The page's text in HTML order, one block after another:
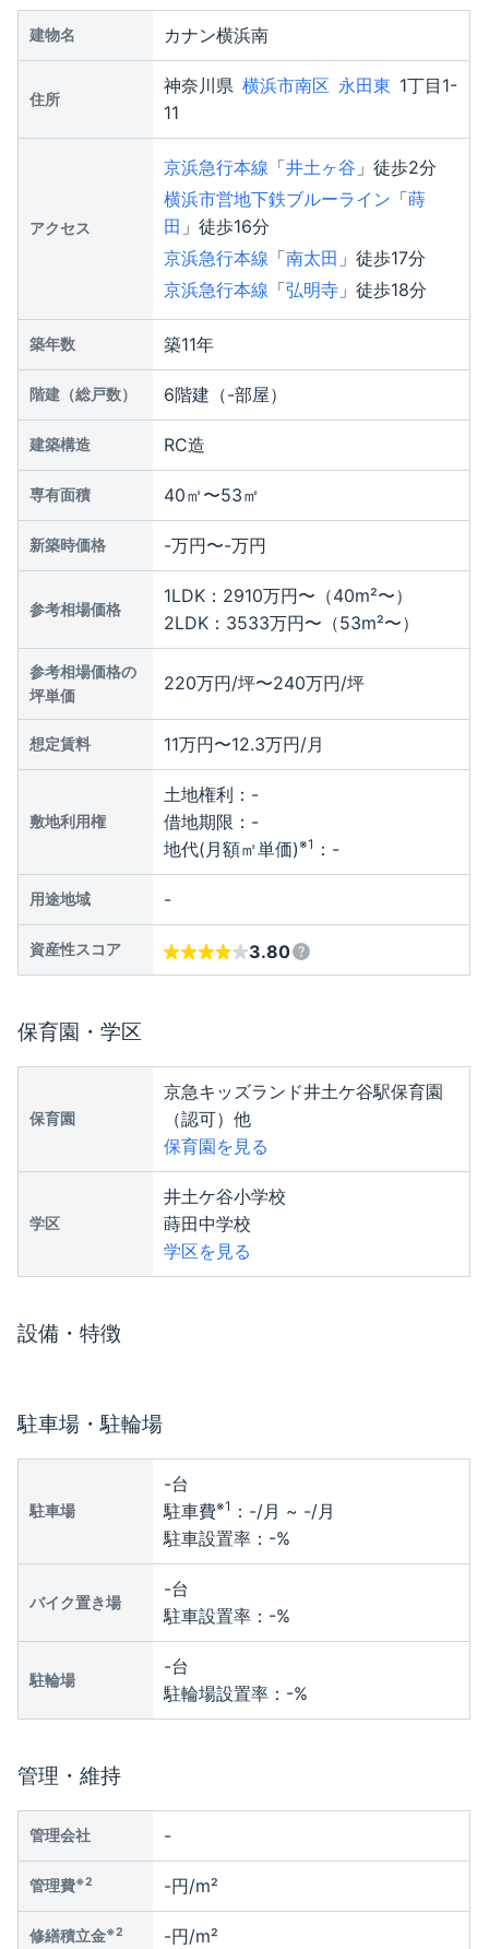
建物名 カナン横浜南
住所
神奈川県 横浜市南区 永田東 1丁目1-
11
アクセス
京浜急行本線 「井土ヶ谷 」徒歩2分
横浜市営地下鉄ブルーライン 「蒔
田 」徒歩16分
京浜急行本線 「南太田 」徒歩17分
京浜急行本線 「弘明寺 」徒歩18分
築年数 築11年
階建（総戸数） 6階建（-部屋）
建築構造 RC造
専有面積 40㎡〜53㎡
新築時価格 -万円〜-万円
参考相場価格
1LDK：2910万円〜（40m²〜）
2LDK：3533万円〜（53m²〜）
参考相場価格の
坪単価
220万円/坪〜240万円/坪
想定賃料 11万円〜12.3万円/月
敷地利用権
土地権利： -
借地期限： -
地代(月額㎡単価)※1 ： -
用途地域 -
資産性スコア 3.80
保育園・学区
保育園
京急キッズランド井土ケ谷駅保育園
（認可）他
保育園を見る
学区
井土ケ谷小学校
蒔田中学校
学区を見る
設備・特徴
駐車場・駐輪場
駐車場
-台
駐車費※1 ： -/月 ~ -/月
駐車設置率： -%
バイク置き場
-台
駐車設置率： -%
駐輪場
-台
駐輪場設置率： -%
管理・維持
管理会社 -
管理費※2 -円/m²
修繕積立金※2 -円/m²